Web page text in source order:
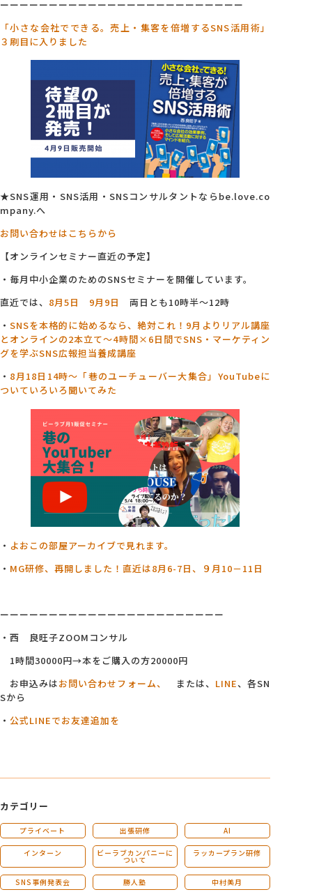
ーーーーーーーーーーーーーーーーーーーーーーーーー
「小さな会社でできる。売上・集客を倍増するSNS活用術」
３刷目に入りました
★SNS運用・SNS活用・SNSコンサルタントならbe.love.co
mpany.へ
お問い合わせはこちらから
【オンラインセミナー直近の予定】
・毎月中小企業のためのSNSセミナーを開催しています。
直近では、 8月5日 9月9日
両日とも10時半～12時
・SNSを本格的に始めるなら、絶対これ！9月よりリアル講座
とオンラインの2本立て～4時間×6日間でSNS・マーケティン
グを学ぶSNS広報担当養成講座
・ 8月18日14時～「巷のユーチューバー大集合」YouTubeに
ついていろいろ聞いてみた
・ よおこの部屋アーカイブで見れます。
・ MG研修、再開しました！直近は8月6-7日、９月10－11日
ーーーーーーーーーーーーーーーーーーーーーーー
・西 良旺子ZOOMコンサル
1時間30000円→本をご購入の方20000円
お申込みはお問い合わせフォーム、 または、 LINE、各SN
Sから
・ 公式LINEでお友達追加を
カテゴリー
プライベート 出張研修 AI
インターン ビーラブカンパニーに
ついて
ラッカープラン研修
SNS事例発表会 勝人塾 中村美月